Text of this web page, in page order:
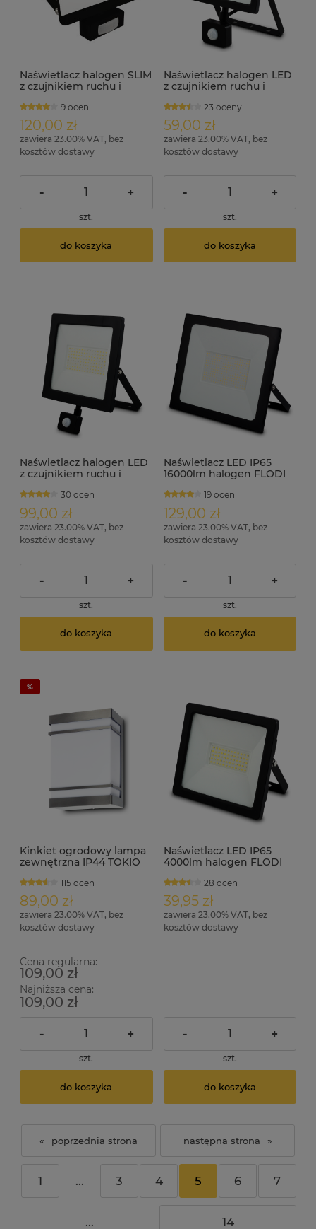
Naświetlacz halogen SLIM
z czujnikiem ruchu i
ID4247
9 ocen
120,00 zł
zawiera 23.00% VAT, bez
kosztów dostawy
- +
szt.
do koszyka
Naświetlacz halogen LED
z czujnikiem ruchu i
FLODI-S 50W
23 oceny
59,00 zł
zawiera 23.00% VAT, bez
kosztów dostawy
- +
szt.
do koszyka
Naświetlacz halogen LED
z czujnikiem ruchu i
FLODI-S 100W
30 ocen
99,00 zł
zawiera 23.00% VAT, bez
kosztów dostawy
- +
szt.
do koszyka
Naświetlacz LED IP65
16000lm halogen FLODI
19 ocen
129,00 zł
zawiera 23.00% VAT, bez
kosztów dostawy
- +
szt.
do koszyka
Kinkiet ogrodowy lampa
zewnętrzna IP44 TOKIO
115 ocen
89,00 zł
zawiera 23.00% VAT, bez
kosztów dostawy
Cena regularna:
109,00 zł
Najniższa cena:
109,00 zł
- +
szt.
do koszyka
Naświetlacz LED IP65
4000lm halogen FLODI
28 ocen
39,95 zł
zawiera 23.00% VAT, bez
kosztów dostawy
- +
szt.
do koszyka
«
1 ... 3 4 5 6 7
... 14
»